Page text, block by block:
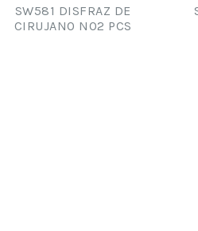
SW581 DISFRAZ DE
CIRUJANO NO2 PCS